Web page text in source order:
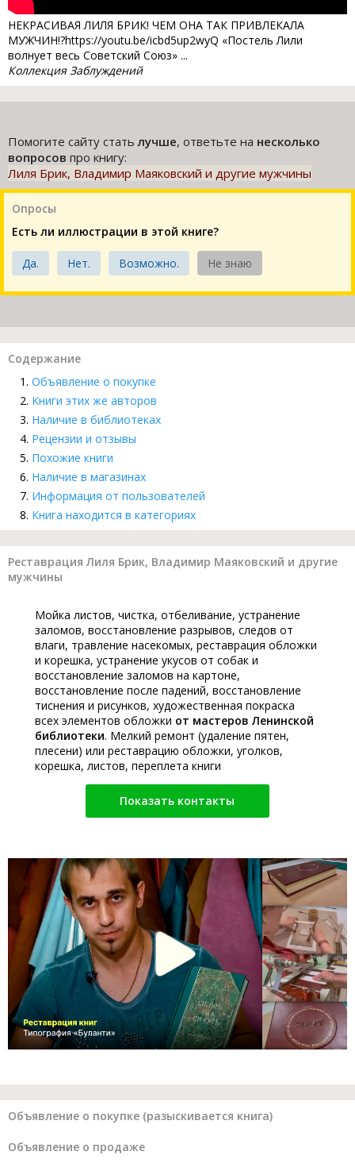
НЕКРАСИВАЯ ЛИЛЯ БРИК! ЧЕМ ОНА ТАК ПРИВЛЕКАЛА
МУЖЧИН!?https://youtu.be/icbd5up2wyQ «Постель Лили
волнует весь Советский Союз» ...
Коллекция Заблуждений
Помогите сайту статьлучше, ответьте на несколько
вопросов про книгу:
Лиля Брик, Владимир Маяковский и другие мужчины
Опросы
Есть ли иллюстрации в этой книге?
Да. Нет. Возможно. Не знаю
Содержание
Объявление о покупке
Книги этих же авторов
Наличие в библиотеках
Рецензии и отзывы
Похожие книги
Наличие в магазинах
Информация от пользователей
Книга находится в категориях
Реставрация Лиля Брик, Владимир Маяковский и другие
мужчины
Мойка листов, чистка, отбеливание, устранение
заломов, восстановление разрывов, следов от
влаги, травление насекомых, реставрация обложки
и корешка, устранение укусов от собак и
восстановление заломов на картоне,
восстановление после падений, восстановление
тиснения и рисунков, художественная покраска
всех элементов обложки от мастеров Ленинской
библиотеки. Мелкий ремонт (удаление пятен,
плесени) или реставрацию обложки, уголков,
корешка, листов, переплета книги
Показать контакты
Объявление о покупке (разыскивается книга)
Объявление о продаже